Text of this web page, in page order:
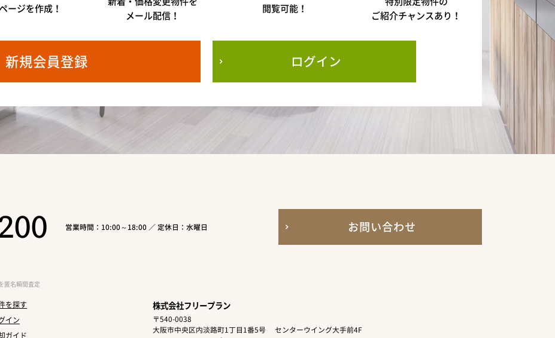
ージを作成！
メール配信！
閲覧可能！
ご紹介チャンスあり！
新規会員登録 ログイン
営業時間：10:00～18:00 ／ 定休日：水曜日 お問い合わせ
匿名瞬間査定
を探す
イン
ガイド
株式会社フリープラン
〒540-0038
大阪市中央区内淡路町1丁目1番5号
センターウイング大手前4F